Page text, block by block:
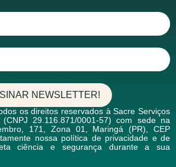
NEWSLETTER!
os direitos reservados à Sacre Serviços
(CNPJ 29.116.871/0001-57) com sede na
171, Zona 01, Maringá (PR), CEP
nossa política de privacidade e de
ciência e segurança durante a sua